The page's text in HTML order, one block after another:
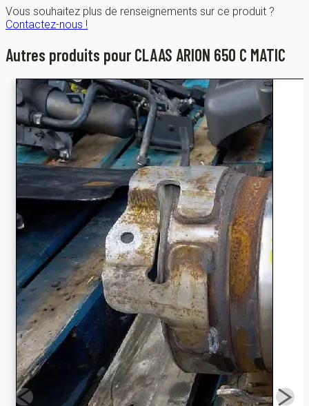
Vous souhaitez plus de renseignements sur ce produit ?
Contactez-nous !
Autres produits pour CLAAS ARION 650 C MATIC